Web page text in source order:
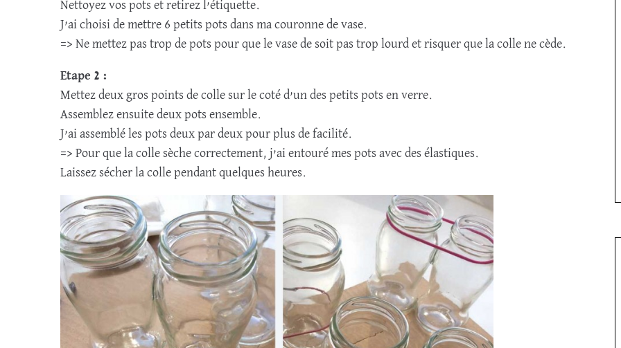
Nettoyez vos pots et retirez l’étiquette.
J’ai choisi de mettre 6 petits pots dans ma couronne de vase.
=> Ne mettez pas trop de pots pour que le vase de soit pas trop lourd et risquer que la colle ne cède.
Etape 2 :
Mettez deux gros points de colle sur le coté d’un des petits pots en verre.
Assemblez ensuite deux pots ensemble.
J’ai assemblé les pots deux par deux pour plus de facilité.
=> Pour que la colle sèche correctement, j’ai entouré mes pots avec des élastiques.
Laissez sécher la colle pendant quelques heures.